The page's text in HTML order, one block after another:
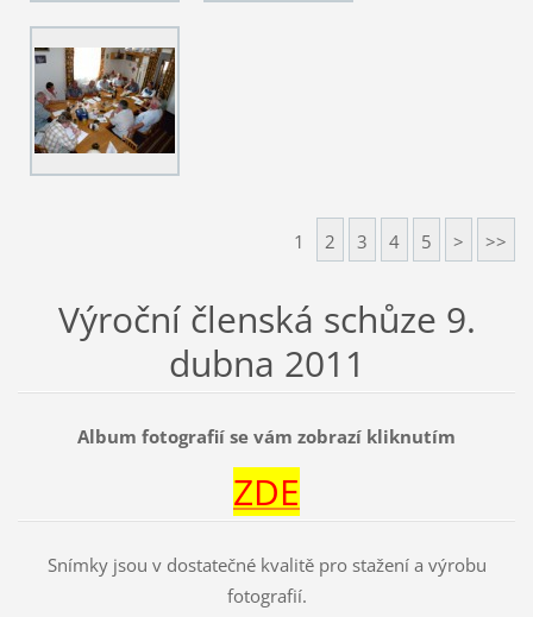
1 2 3 4 5 > >>
Výroční členská schůze 9.
dubna 2011
Album fotografií se vám zobrazí kliknutím
ZDE
Snímky jsou v dostatečné kvalitě pro stažení a výrobu
fotografií.